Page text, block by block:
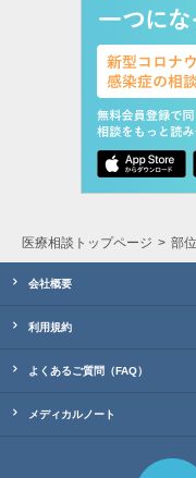
医療相談トップページ 部
会社概要
利用規約
よくあるご質問（FAQ）
メディカルノート